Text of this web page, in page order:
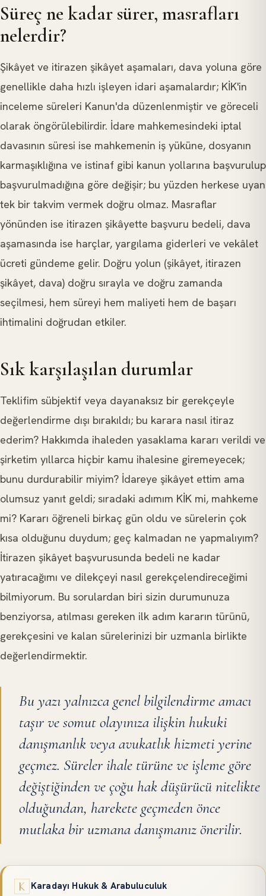
Süreç ne kadar sürer, masrafları
nelerdir?
Şikâyet ve itirazen şikâyet aşamaları, dava yoluna göre
genellikle daha hızlı işleyen idari aşamalardır; KİK'in
inceleme süreleri Kanun'da düzenlenmiştir ve göreceli
olarak öngörülebilirdir. İdare mahkemesindeki iptal
davasının süresi ise mahkemenin iş yüküne, dosyanın
karmaşıklığına ve istinaf gibi kanun yollarına başvurulup
başvurulmadığına göre değişir; bu yüzden herkese uyan
tek bir takvim vermek doğru olmaz. Masraflar
yönünden ise itirazen şikâyette başvuru bedeli, dava
aşamasında ise harçlar, yargılama giderleri ve vekâlet
ücreti gündeme gelir. Doğru yolun (şikâyet, itirazen
şikâyet, dava) doğru sırayla ve doğru zamanda
seçilmesi, hem süreyi hem maliyeti hem de başarı
ihtimalini doğrudan etkiler.
Sık karşılaşılan durumlar
Teklifim sübjektif veya dayanaksız bir gerekçeyle
değerlendirme dışı bırakıldı; bu karara nasıl itiraz
ederim? Hakkımda ihaleden yasaklama kararı verildi ve
şirketim yıllarca hiçbir kamu ihalesine giremeyecek;
bunu durdurabilir miyim? İdareye şikâyet ettim ama
olumsuz yanıt geldi; sıradaki adımım KİK mi, mahkeme
mi? Kararı öğreneli birkaç gün oldu ve sürelerin çok
kısa olduğunu duydum; geç kalmadan ne yapmalıyım?
İtirazen şikâyet başvurusunda bedeli ne kadar
yatıracağımı ve dilekçeyi nasıl gerekçelendireceğimi
bilmiyorum. Bu sorulardan biri sizin durumunuza
benziyorsa, atılması gereken ilk adım kararın türünü,
gerekçesini ve kalan sürelerinizi bir uzmanla birlikte
değerlendirmektir.
Bu yazı yalnızca genel bilgilendirme amacı
taşır ve somut olayınıza ilişkin hukuki
danışmanlık veya avukatlık hizmeti yerine
geçmez. Süreler ihale türüne ve işleme göre
değiştiğinden ve çoğu hak düşürücü nitelikte
olduğundan, harekete geçmeden önce
mutlaka bir uzmana danışmanız önerilir.
Karadayı Hukuk & Arabuluculuk